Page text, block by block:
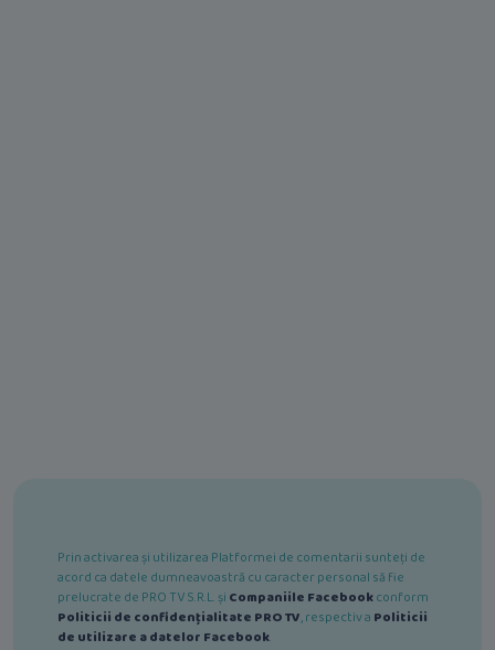
Prin activarea și utilizarea Platformei de comentarii sunteți de
acord ca datele dumneavoastră cu caracter personal să fie
prelucrate de PRO TV S.R.L. și Companiile Facebookconform
Politicii de confidențialitate PRO TV, respectiv a Politicii
de utilizare a datelor Facebook.